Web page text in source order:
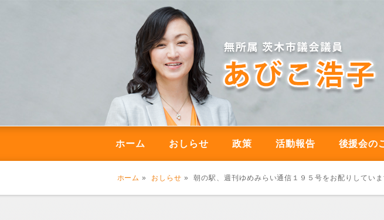
ホーム おしらせ 政策 活動報告 後援会の
ホーム » おしらせ » 朝の駅、週刊ゆめみらい通信１９５号をお配りしていま